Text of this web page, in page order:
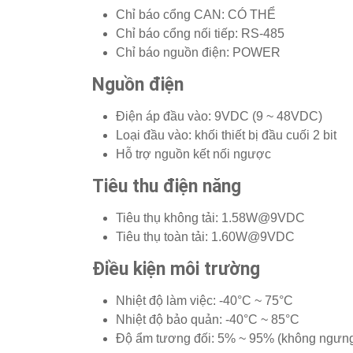
Chỉ báo cổng CAN: CÓ THỂ
Chỉ báo cổng nối tiếp: RS-485
Chỉ báo nguồn điện: POWER
Nguồn điện
Điện áp đầu vào: 9VDC (9 ~ 48VDC)
Loại đầu vào: khối thiết bị đầu cuối 2 bit
Hỗ trợ nguồn kết nối ngược
Tiêu thu điện năng
Tiêu thụ không tải: 1.58W@9VDC
Tiêu thụ toàn tải: 1.60W@9VDC
Điều kiện môi trường
Nhiệt độ làm việc: -40°C ~ 75°C
Nhiệt độ bảo quản: -40°C ~ 85°C
Độ ẩm tương đối: 5% ~ 95% (không